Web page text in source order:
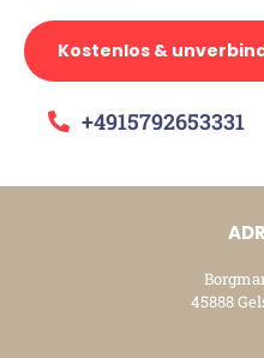
Kostenlos &
+4915792653331
45888